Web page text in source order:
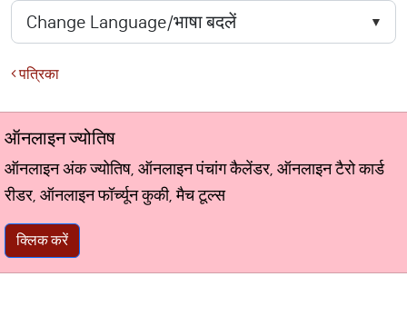
पत्रिका
ऑनलाइन ज्योतिष
ऑनलाइन अंक ज्योतिष, ऑनलाइन पंचांग कैलेंडर, ऑनलाइन टैरो कार्ड
रीडर, ऑनलाइन फॉर्च्यून कुकी, मैच टूल्स
क्लिक करें